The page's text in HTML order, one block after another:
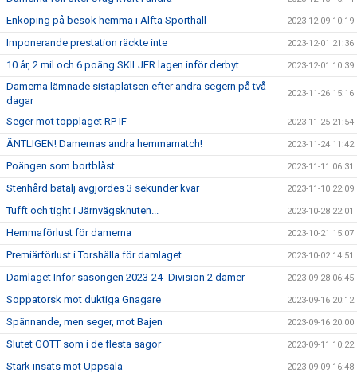
Enköping på besök hemma i Alfta Sporthall 2023-12-09 10:19
Imponerande prestation räckte inte 2023-12-01 21:36
10 år, 2 mil och 6 poäng SKILJER lagen inför derbyt 2023-12-01 10:39
Damerna lämnade sistaplatsen efter andra segern på två
dagar
2023-11-26 15:16
Seger mot topplaget RP IF 2023-11-25 21:54
ÄNTLIGEN! Damernas andra hemmamatch! 2023-11-24 11:42
Poängen som bortblåst 2023-11-11 06:31
Stenhård batalj avgjordes 3 sekunder kvar 2023-11-10 22:09
Tufft och tight i Järnvägsknuten... 2023-10-28 22:01
Hemmaförlust för damerna 2023-10-21 15:07
Premiärförlust i Torshälla för damlaget 2023-10-02 14:51
Damlaget Inför säsongen 2023-24- Division 2 damer 2023-09-28 06:45
Soppatorsk mot duktiga Gnagare 2023-09-16 20:12
Spännande, men seger, mot Bajen 2023-09-16 20:00
Slutet GOTT som i de flesta sagor 2023-09-11 10:22
Stark insats mot Uppsala 2023-09-09 16:48